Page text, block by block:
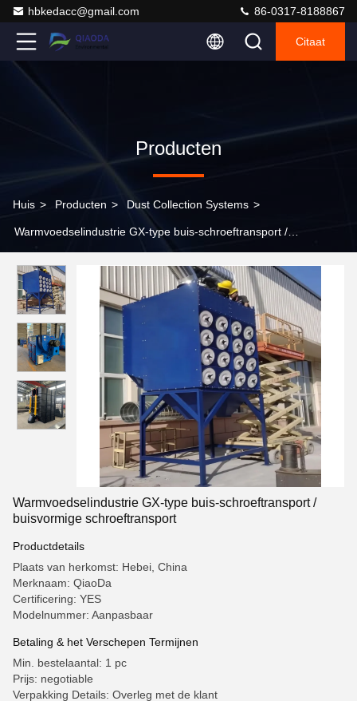
hbkedacc@gmail.com 86-0317-8188867
Citaat
Producten
Huis > Producten > Dust Collection Systems >
Warmvoedselindustrie GX-type buis-schroeftransport /
Warmvoedselindustrie GX-type buis-schroeftransport /
buisvormige schroeftransport
Productdetails
Plaats van herkomst: Hebei, China
Merknaam: QiaoDa
Certificering: YES
Modelnummer: Aanpasbaar
Betaling & het Verschepen Termijnen
Min. bestelaantal: 1 pc
Prijs: negotiable
Verpakking Details: Overleg met de klant